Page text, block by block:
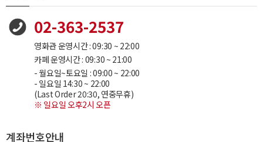
02-363-2537
영화관 운영시간 : 09:30 ~ 22:00
카페 운영시간 : 09:30 ~ 21:00
- 월요일~토요일 : 09:00 ~ 22:00
- 일요일 14:30 ~ 22:00
(Last Order 20:30, 연중무휴)
※ 일요일 오후2시 오픈
계좌번호안내